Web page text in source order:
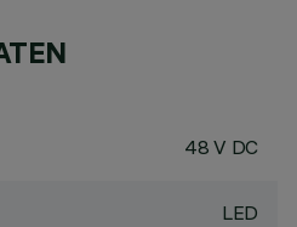
48 V DC
LED